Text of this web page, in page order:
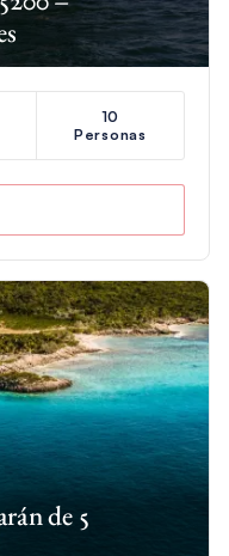
10
Personas
de 5